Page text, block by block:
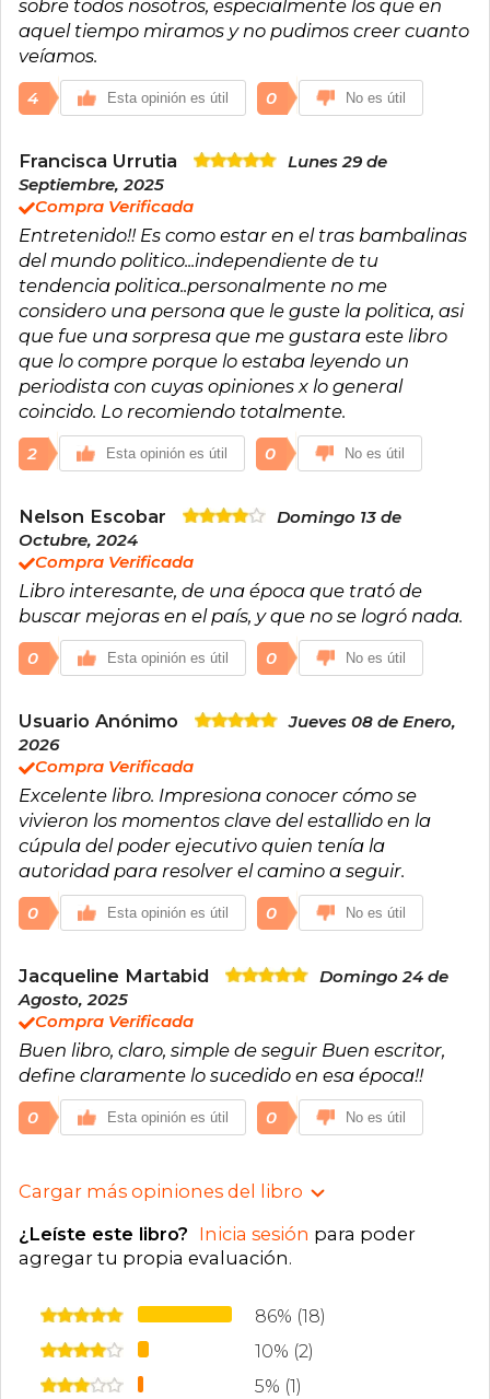
sobre todos nosotros, especialmente los que en
aquel tiempo miramos y no pudimos creer cuanto
veíamos.
4 Esta opinión es útil 0 No es útil
Francisca Urrutia
Lunes 29 de
Septiembre, 2025
Compra Verificada
Entretenido!! Es como estar en el tras bambalinas
del mundo politico...independiente de tu
tendencia politica..personalmente no me
considero una persona que le guste la politica, asi
que fue una sorpresa que me gustara este libro
que lo compre porque lo estaba leyendo un
periodista con cuyas opiniones x lo general
coincido. Lo recomiendo totalmente.
2 Esta opinión es útil 0 No es útil
Nelson Escobar
Domingo 13 de
Octubre, 2024
Compra Verificada
Libro interesante, de una época que trató de
buscar mejoras en el país, y que no se logró nada.
0 Esta opinión es útil 0 No es útil
Usuario Anónimo
Jueves 08 de Enero,
2026
Compra Verificada
Excelente libro. Impresiona conocer cómo se
vivieron los momentos clave del estallido en la
cúpula del poder ejecutivo quien tenía la
autoridad para resolver el camino a seguir.
0 Esta opinión es útil 0 No es útil
Jacqueline Martabid
Domingo 24 de
Agosto, 2025
Compra Verificada
Buen libro, claro, simple de seguir Buen escritor,
define claramente lo sucedido en esa época!!
0 Esta opinión es útil 0 No es útil
Cargar más opiniones del libro
¿Leíste este libro? Inicia sesión para poder
agregar tu propia evaluación.
86% (18)
10% (2)
5% (1)